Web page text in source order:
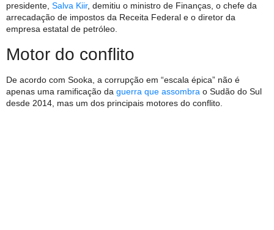
presidente, Salva Kiir, demitiu o ministro de Finanças, o chefe da
arrecadação de impostos da Receita Federal e o diretor da
empresa estatal de petróleo.
Motor do conflito
De acordo com Sooka, a corrupção em “escala épica” não é
apenas uma ramificação da guerra que assombra o Sudão do Sul
desde 2014, mas um dos principais motores do conflito.